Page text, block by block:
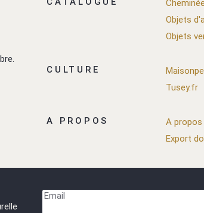
Objets
Objets
CULTURE
Tusey.fr
A PROPOS A propos
Export
Email